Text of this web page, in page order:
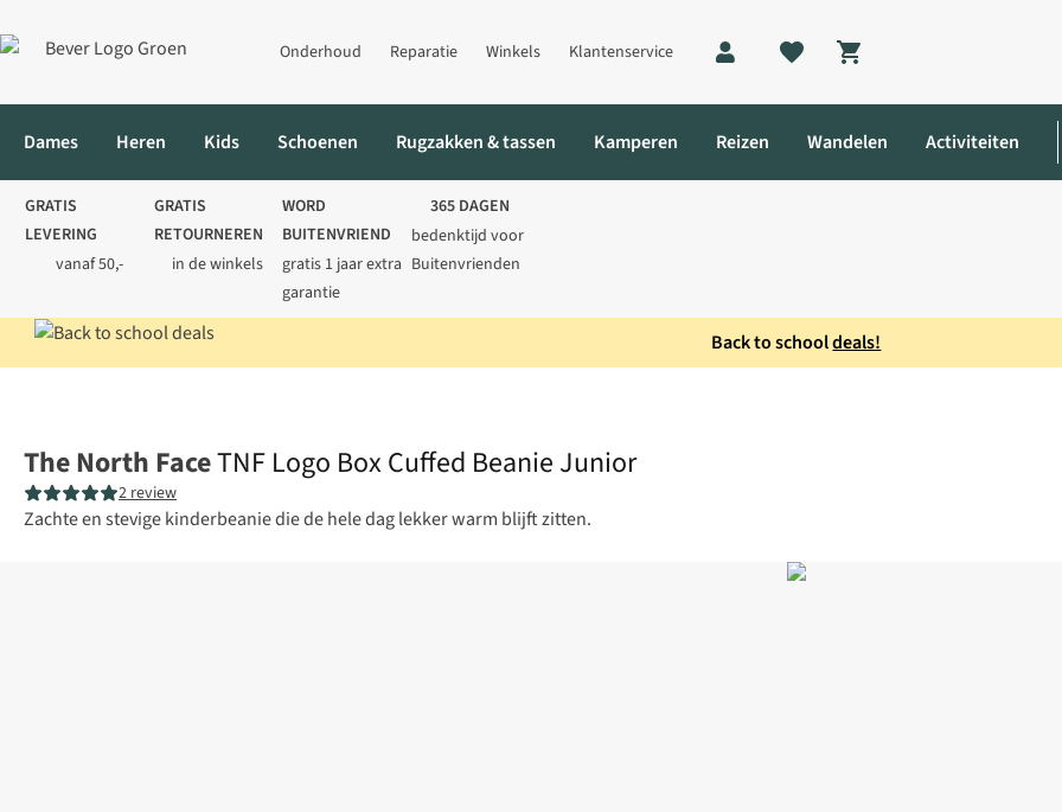
Onderhoud Reparatie Winkels Klantenservice
Shopping cart
Dames Heren Kids Schoenen Rugzakken & tassen Kamperen Reizen Wandelen Activiteiten
GRATIS
LEVERING
vanaf 50,-
GRATIS
RETOURNEREN
in de winkels
WORD
BUITENVRIEND
gratis 1 jaar extra
garantie
365 DAGEN
bedenktijd voor
Buitenvrienden
Back to schooldeals!
The North FaceTNF Logo Box Cuffed Beanie Junior
2 review
Zachte en stevige kinderbeanie die de hele dag lekker warm blijft zitten.